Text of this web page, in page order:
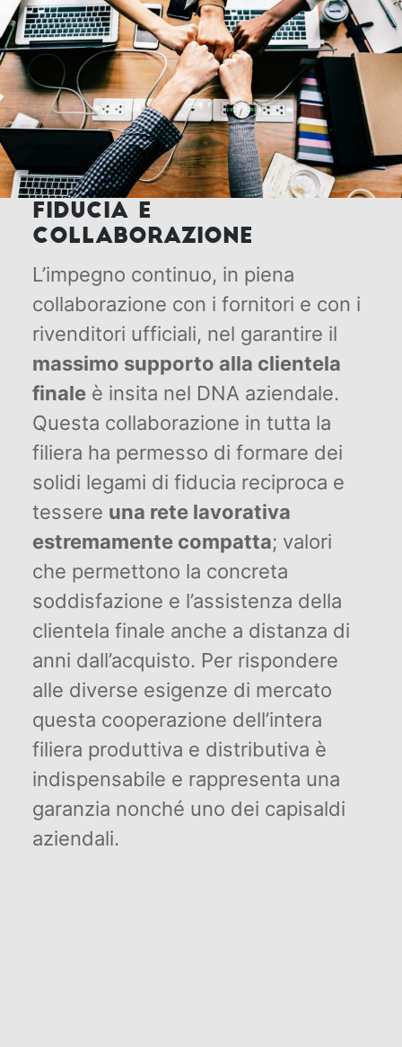
FIDUCIA E
COLLABORAZIONE
L’impegno continuo, in piena
collaborazione con i fornitori e con i
rivenditori ufficiali, nel garantire il
massimo supporto alla clientela
finaleè insita nel DNA aziendale.
Questa collaborazione in tutta la
filiera ha permesso di formare dei
solidi legami di fiducia reciproca e
tessere una rete lavorativa
estremamente compatta; valori
che permettono la concreta
soddisfazione e l’assistenza della
clientela finale anche a distanza di
anni dall’acquisto. Per rispondere
alle diverse esigenze di mercato
questa cooperazione dell’intera
filiera produttiva e distributiva è
indispensabile e rappresenta una
garanzia nonché uno dei capisaldi
aziendali.